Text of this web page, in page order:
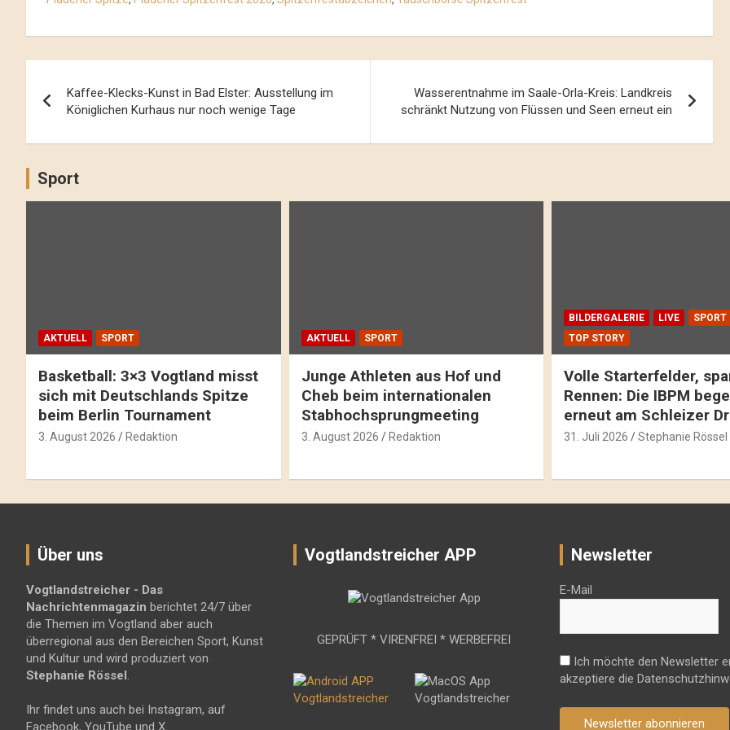
Navigation
Kaffee-Klecks-Kunst in Bad Elster: Ausstellung im
Königlichen Kurhaus nur noch wenige Tage
Wasserentnahme im Saale-Orla-Kreis: Landkreis
schränkt Nutzung von Flüssen und Seen erneut ein
Sport
AKTUELL SPORT
Basketball: 3×3 Vogtland misst
sich mit Deutschlands Spitze
beim Berlin Tournament
3. August 2026 Redaktion
AKTUELL SPORT
Junge Athleten aus Hof und
Cheb beim internationalen
Stabhochsprungmeeting
3. August 2026 Redaktion
BILDERGALERIE LIVE
SPORT
TOP STORY
Volle Starterfelder,
Rennen: Die IBPM
erneut am Schleizer
31. Juli 2026 Stephanie Rössel
Über uns
Vogtlandstreicher - Das
Nachrichtenmagazin berichtet 24/7 über
die Themen im Vogtland aber auch
überregional aus den Bereichen Sport, Kunst
und Kultur und wird produziert von
Stephanie Rössel
Ihr findet uns auch bei Instagram, auf
Facebook, YouTube und X.
Vogtlandstreicher APP
GEPRÜFT * VIRENFREI * WERBEFREI
Newsletter
E-Mail
Ich möchte den Newsletter
akzeptiere die
Newsletter abonnieren